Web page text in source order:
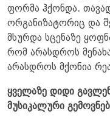
ფორმა ჰქონდა.
ორგანიზატორიც და
მსურდა სცენაზე
რომ არასდროს
არასდროს მქონია
ყველაზე დიდი
მუსიკალური